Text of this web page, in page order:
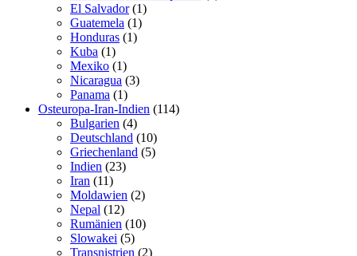
El Salvador(1)
Guatemela (1)
Honduras (1)
Kuba (1)
Mexiko (1)
Nicaragua (3)
Panama (1)
Osteuropa-Iran-Indien (114)
Bulgarien (4)
Deutschland (10)
Griechenland (5)
Indien (23)
Iran (11)
Moldawien (2)
Nepal (12)
Rumänien (10)
Slowakei (5)
Transnistrien (2)